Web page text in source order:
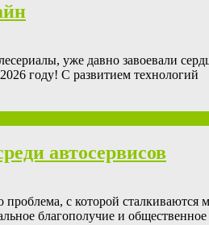
уже давно завоевали
году! С развитием технологий
автосервисов
с которой
благополучие и